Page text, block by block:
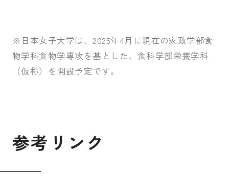
※日本女子大学は、2025年4月に現在の家政学部食
物学科食物学専攻を基とした、食科学部栄養学科
（仮称）を開設予定です。
参考 リ ン ク